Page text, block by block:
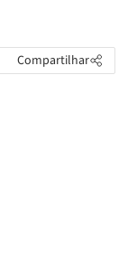
Compartilhar